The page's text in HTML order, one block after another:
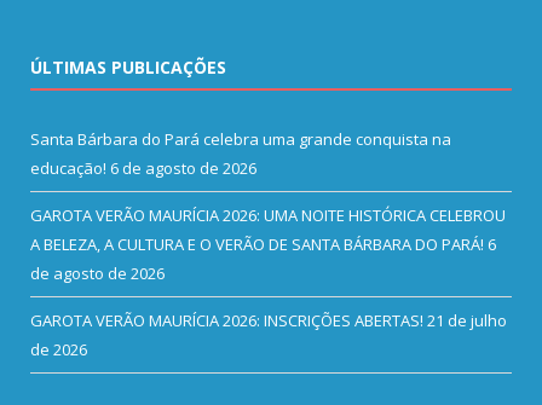
ÚLTIMAS PUBLICAÇÕES
Santa Bárbara do Pará celebra uma grande conquista na
educação! 6 de agosto de 2026
GAROTA VERÃO MAURÍCIA 2026: UMA NOITE HISTÓRICA CELEBROU
A BELEZA, A CULTURA E O VERÃO DE SANTA BÁRBARA DO PARÁ! 6
de agosto de 2026
GAROTA VERÃO MAURÍCIA 2026: INSCRIÇÕES ABERTAS! 21 de julho
de 2026